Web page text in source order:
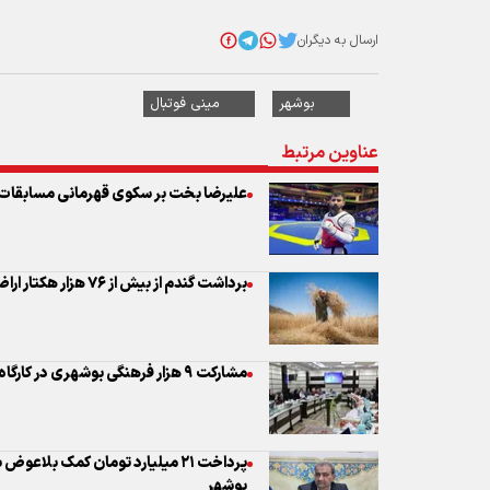
ارسال به دیگران
بوشهر مینی فوتبال
عناوین مرتبط
علیرضا بخت بر سکوی قهرمانی مسابقات
برداشت گندم از بیش از ۷۶ هزار هکتار اراضی آبی و دیم استان بوشهر
مشارکت ۹ هزار فرهنگی بوشهری در کارگاه‌های تخصصی پژوهشی و مهارتی
پرداخت ۲۱ میلیارد تومان کمک